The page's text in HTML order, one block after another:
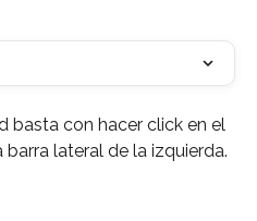
basta con hacer click en el
barra lateral de la izquierda.